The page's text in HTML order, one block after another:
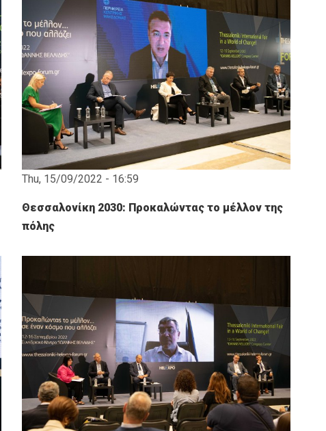
Thu, 15/09/2022 - 16:59
Θεσσαλονίκη 2030: Προκαλώντας το μέλλον της
πόλης